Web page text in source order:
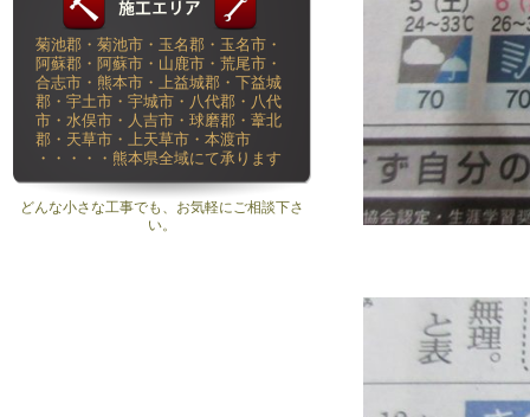
菊池郡・菊池市・玉名郡・玉名市・
阿蘇郡・阿蘇市・山鹿市・荒尾市・
合志市・熊本市・上益城郡・下益城
郡・宇土市・宇城市・八代郡・八代
市・水俣市・人吉市・球磨郡・葦北
郡・天草市・上天草市・本渡市
・・・・・熊本県全域にて承ります
どんな小さな工事でも、お気軽にご相談下さ
い。